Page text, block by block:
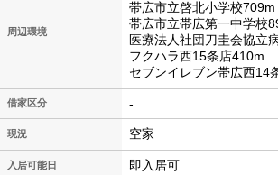
周辺環境
帯広市立啓北小学校709m
帯広市立帯広第一中学校
医療法人社団刀圭会協立
フクハラ西15条店410m
セブンイレブン帯広西14
借家区分 -
現況 空家
入居可能日 即入居可